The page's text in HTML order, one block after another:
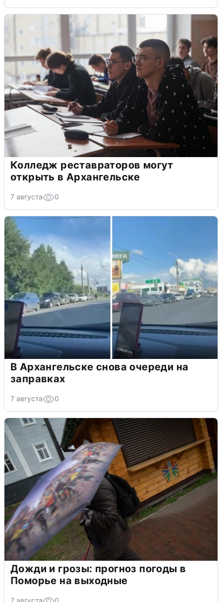
Колледж реставраторов могут
открыть в Архангельске
7 августа 0
В Архангельске снова очереди на
заправках
7 августа 0
Дожди и грозы: прогноз погоды в
Поморье на выходные